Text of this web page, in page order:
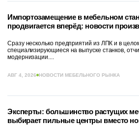
Импортозамещение в мебельном
продвигается вперёд: новости
Сразу несколько предприятий из ЛПК и в
специализирующиеся на выпуске станков,
модернизации....
АВГ 4, 2026 НОВОСТИ МЕБЕЛЬНОГО РЫНКА
Эксперты: большинство растущих
выбирает пильные центры вместо